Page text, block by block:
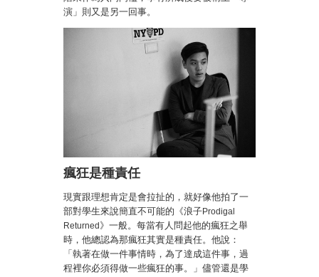
演」則又是另一回事。
瘋狂是種責任
現實跟理想肯定是會拉扯的，就好像他拍了一
部對學生來說簡直不可能的 《浪子Prodigal
Returned》 一般。每當有人問起他的瘋狂之舉
時，他總認為那瘋狂其實是種責任。他說：
「執著在做一件事情時，為了達成這件事，過
程裡你必須得做一些瘋狂的事。」儘管還是學